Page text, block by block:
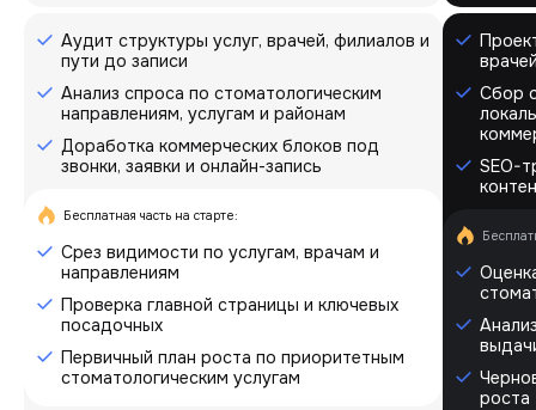
Аудит структуры услуг, врачей, филиалов и
пути до записи
Анализ спроса по стоматологическим
направлениям, услугам и районам
Доработка коммерческих блоков под
звонки, заявки и онлайн-запись
Бесплатная часть на старте:
Срез видимости по услугам, врачам и
направлениям
Проверка главной страницы и ключевых
посадочных
Первичный план роста по приоритетным
стоматологическим услугам
Сбор
SEO-
роста